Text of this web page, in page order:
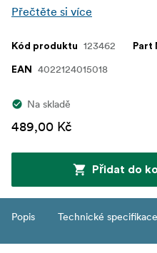
Přečtěte si více
Kód produktu 123462 Part
EAN 4022124015018
Na skladě
489,00 Kč
Přidat do
Popis Technické specifikace